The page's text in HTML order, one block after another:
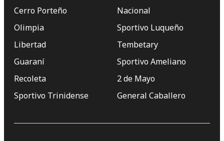
Cerro Porteño
Olimpia
Libertad
Guaraní
Recoleta
Sportivo Trinidense
Nacional
Sportivo Luqueño
Tembetary
Sportivo Ameliano
2 de Mayo
General Caballero